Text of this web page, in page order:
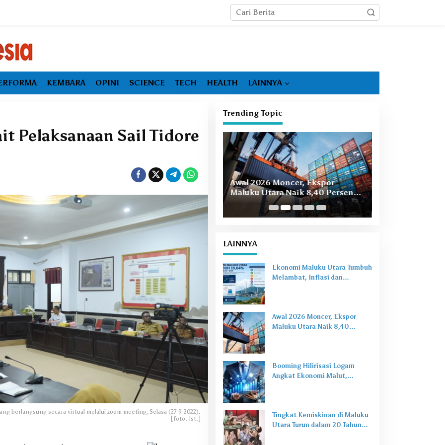
KEMBARA OPINI SCIENCE TECH HEALTH LAINNYA
Pelaksanaan Sail Tidore
berlangsung secara virtual melalui zoom meeting, Selasa (27-9-2022).
[foto. Ist.]
Trending Topic
Ekonomi Maluku Utara Tumbuh
Pengangguran Jadi Alarm Baru
Awal 2026 Moncer, Ekspor
Maluku Utara Naik 8,40 Persen
Ditopang Nikel dan HS 28
LAINNYA
Ekonomi Maluku Utara Tumbuh
Melambat, Inflasi dan
Awal 2026 Moncer, Ekspor
Maluku Utara Naik 8,40
Booming Hilirisasi Logam
Angkat Ekonomi Malut,
Tingkat Kemiskinan di Maluku
Utara Turun dalam 20 Tahun